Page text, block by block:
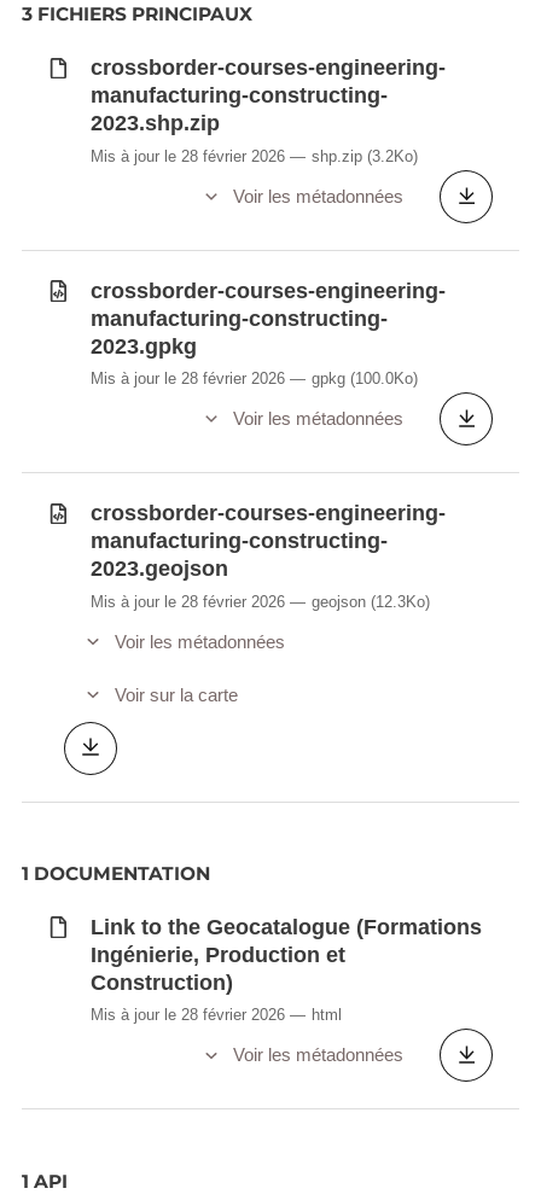
3 FICHIERS PRINCIPAUX
crossborder-courses-engineering-
manufacturing-constructing-
2023.shp.zip
Mis à jour le 28 février 2026 shp.zip (3.2Ko)
Voir les métadonnées
crossborder-courses-engineering-
manufacturing-constructing-
2023.gpkg
Mis à jour le 28 février 2026 gpkg (100.0Ko)
Voir les métadonnées
crossborder-courses-engineering-
manufacturing-constructing-
2023.geojson
Mis à jour le 28 février 2026 geojson (12.3Ko)
Voir les métadonnées
Voir sur la carte
1 DOCUMENTATION
Link to the Geocatalogue (Formations
Ingénierie, Production et
Construction)
Mis à jour le 28 février 2026 html
Voir les métadonnées
1 API